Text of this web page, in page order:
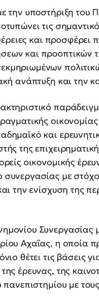
υποστήριξη του
τις
και προσφέρει
και προοπτικών
ανάπτυξη και την
οικονομίας
και
της
οικονομικής
με
την ενίσχυση της
Συνεργασίας
Αχαΐας, η οποία
θέτει τις βάσεις
έρευνας, της
πανεπιστημίου με